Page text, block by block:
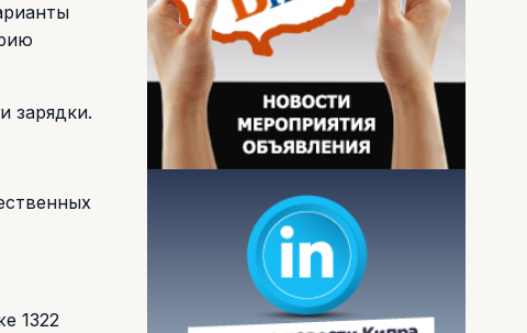
зарядки.
1322